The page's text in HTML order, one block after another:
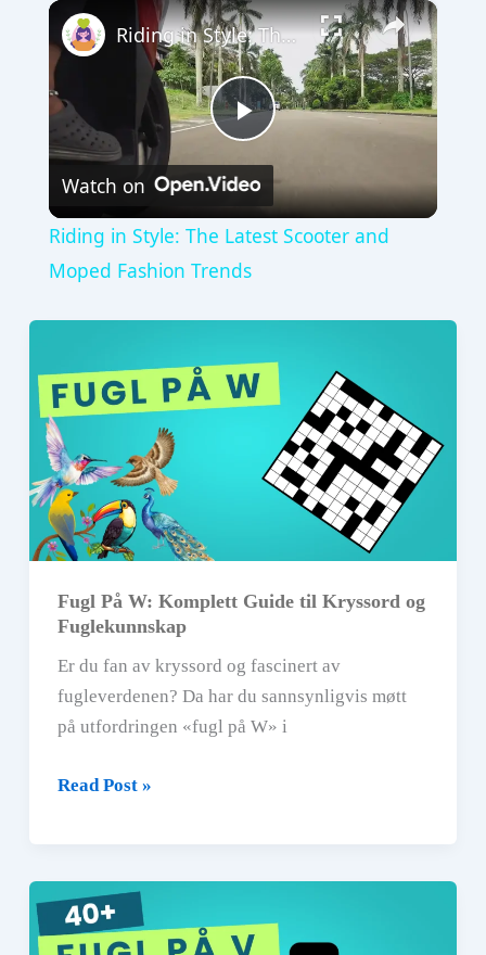
×
Play
Video
Riding in Style: The Latest Scooter and Moped Fashion Trends
Watch on
Riding in Style: The Latest Scooter and
Moped Fashion Trends
Fugl På W: Komplett Guide til Kryssord og
Fuglekunnskap
Er du fan av kryssord og fascinert av
fugleverdenen? Da har du sannsynligvis møtt
på utfordringen «fugl på W» i
Fugl
Guide
til
Read Post »